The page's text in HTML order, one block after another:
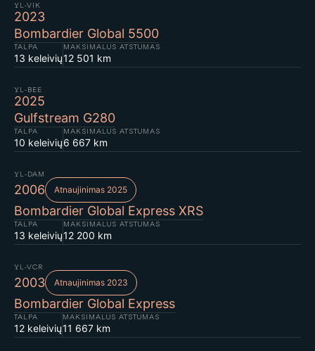
YL-VIK
2023
Bombardier Global 5500
TALPA
13 keleivių
MAKSIMALUS ATSTUMAS
12 501 km
YL-BEE
2025
Gulfstream G280
TALPA
10 keleivių
MAKSIMALUS ATSTUMAS
6 667 km
YL-DAM
2006 Atnaujinimas 2025
Bombardier Global Express XRS
TALPA
13 keleivių
MAKSIMALUS ATSTUMAS
12 200 km
YL-VCR
2003 Atnaujinimas 2023
Bombardier Global Express
TALPA
12 keleivių
MAKSIMALUS ATSTUMAS
11 667 km